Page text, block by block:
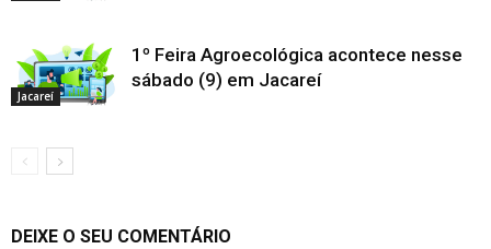
Jacareí
1º Feira Agroecológica acontece nesse
sábado (9) em Jacareí
DEIXE O SEU COMENTÁRIO